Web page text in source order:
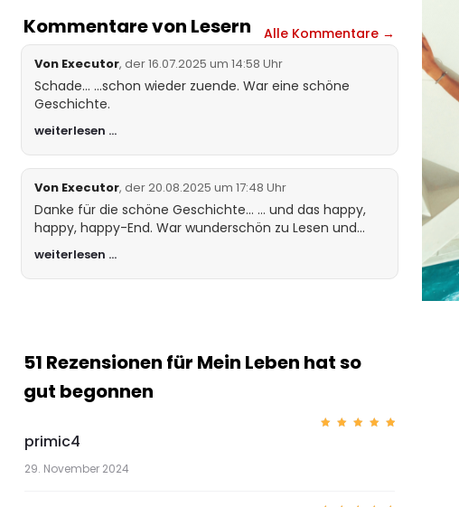
ngen
Kommentare von Lesern Alle Kommentare →
Von Executor, der 16.07.2025 um 14:58 Uhr
Schade… …schon wieder zuende. War eine schöne
Geschichte.
weiterlesen …
Von Executor, der 20.08.2025 um 17:48 Uhr
Danke für die schöne Geschichte… … und das happy,
happy, happy-End. War wunderschön zu Lesen und
leider sehr schnell zu Ende. Jetzt heißt es wieder
warten… Bitte weiter so.
weiterlesen …
51 Rezensionen für Mein Leben hat so
gut begonnen
primic4
29. November 2024